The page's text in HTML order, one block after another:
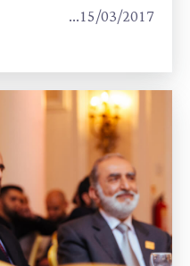
15/03/2017...